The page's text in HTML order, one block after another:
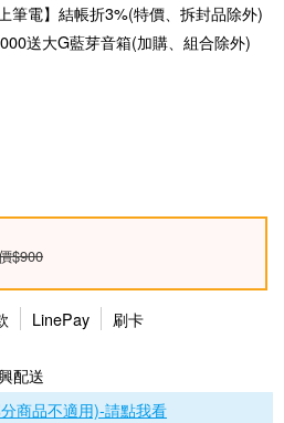
筆電】結帳折3%(特價、拆封品除外)
送大G藍芽音箱(加購、組合除外)
$900
LinePay 刷卡
配送
商品不適用)-請點我看